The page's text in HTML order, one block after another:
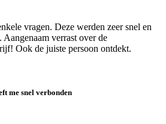
vragen. Deze werden zeer snel en
verrast over de
Ook de juiste persoon ontdekt.
me snel verbonden